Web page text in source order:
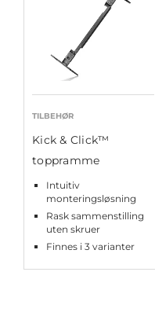
TILBEHØR
Kick & Click™
toppramme
Intuitiv
monteringsløsning
Rask sammenstilling
uten skruer
Finnes i 3 varianter